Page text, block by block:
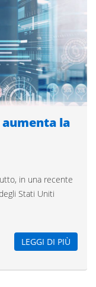
la
in una recente
Stati Uniti
LEGGI DI PIÙ